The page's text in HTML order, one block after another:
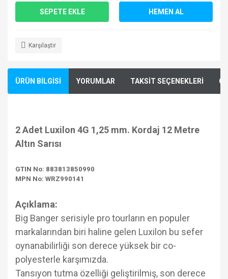
SEPETE EKLE HEMEN AL
Karşılaştır
ÜRÜN BİLGİSİ YORUMLAR TAKSİT SEÇENEKLERİ
2 Adet Luxilon 4G 1,25 mm. Kordaj 12 Metre
Altın Sarısı
GTIN No: 883813850990
MPN No: WRZ990141
Açıklama:
Big Banger serisiyle pro tourların en populer
markalarından biri haline gelen Luxilon bu sefer
oynanabilirliği son derece yüksek bir co-
polyesterle karşımızda.
Tansıyon tutma özelliği geliştirilmiş, son derece